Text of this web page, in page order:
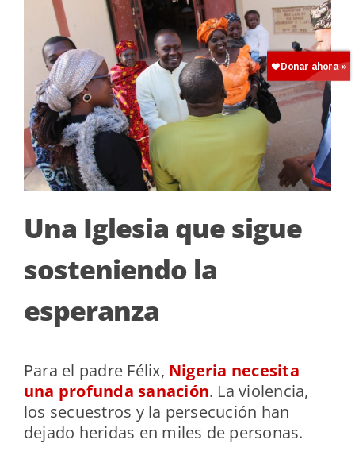
Una Iglesia que sigue
sosteniendo la
esperanza
Para el padre Félix, Nigeria necesita
una profunda sanación. La violencia,
los secuestros y la persecución han
dejado heridas en miles de personas.